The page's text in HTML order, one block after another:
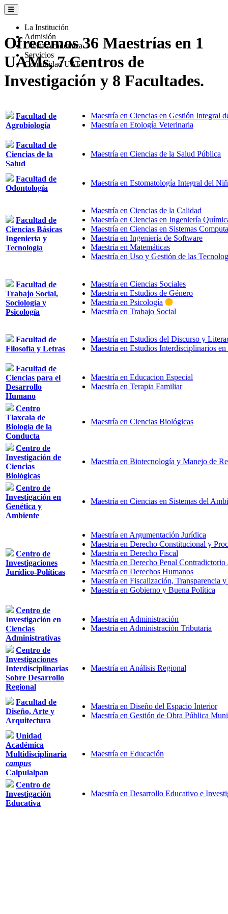
La Institución
Admisión
Oferta Académica
Servicios
Comunidad UATx
Ofrecemos36 Maestrías en 1
UAMs,7Centros de
Investigación y 8 Facultades.
Facultad de
Agrobiología
Maestría en Ciencias en Gestión Integral
Maestría en Etología Veterinaria
Facultad de
Ciencias de la
Salud
Maestría en Ciencias de la Salud Pública
Facultad de
Odontología
Maestría en Estomatología Integral del
Facultad de
Ciencias Básicas
Ingeniería y
Tecnología
Maestría en Ciencias de la Calidad
Maestría en Ciencias en Ingeniería
Maestría en Ciencias en Sistemas
Maestría en Ingeniería de Software
Maestría en Matemáticas
Maestría en Uso y Gestión de las
Facultad de
Trabajo Social,
Sociología y
Psicología
Maestría en Ciencias Sociales
Maestría en Estudios de Género
Maestría en Psicología
Maestría en Trabajo Social
Facultad de
Filosofía y Letras
Maestría en Estudios del Discurso y
Maestría en Estudios Interdisciplinarios
Facultad de
Ciencias para el
Desarrollo
Humano
Maestría en Educacion Especial
Maestría en Terapia Familiar
Centro
Tlaxcala de
Biología de la
Conducta
Maestría en Ciencias Biológicas
Centro de
Investigación de
Ciencias
Biológicas
Maestría en Biotecnología y Manejo de
Centro de
Investigación en
Genética y
Ambiente
Maestría en Ciencias en Sistemas del
Centro de
Investigaciones
Jurídico-Políticas
Maestría en Argumentación Jurídica
Maestría en Derecho Constitucional y
Maestría en Derecho Fiscal
Maestría en Derecho Penal Contradictorio
Maestría en Derechos Humanos
Maestría en Fiscalización, Transparencia
Maestría en Gobierno y Buena Política
Centro de
Investigación en
Ciencias
Administrativas
Maestría en Administración
Maestría en Administración Tributaria
Centro de
Investigaciones
Interdisciplinarias
Sobre Desarrollo
Regional
Maestría en Análisis Regional
Facultad de
Diseño, Arte y
Arquitectura
Maestría en Diseño del Espacio Interior
Maestría en Gestión de Obra Pública
Unidad
Académica
Multidisciplinaria
campus
Calpulalpan
Maestría en Educación
Centro de
Investigación
Educativa
Maestría en Desarrollo Educativo e